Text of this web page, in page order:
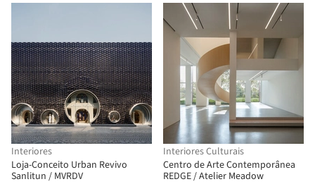
Interiores
Loja-Conceito Urban Revivo
Sanlitun / MVRDV
Interiores Culturais
Centro de Arte Contemporânea
REDGE / Atelier Meadow